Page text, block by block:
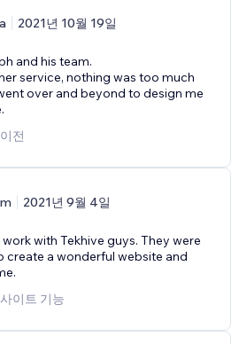
2021년 10월 19일
and his team.
service, nothing was too much
over and beyond to design me
전
2021년 9월 4일
with Tekhive guys. They were
create a wonderful website and
이트 기능